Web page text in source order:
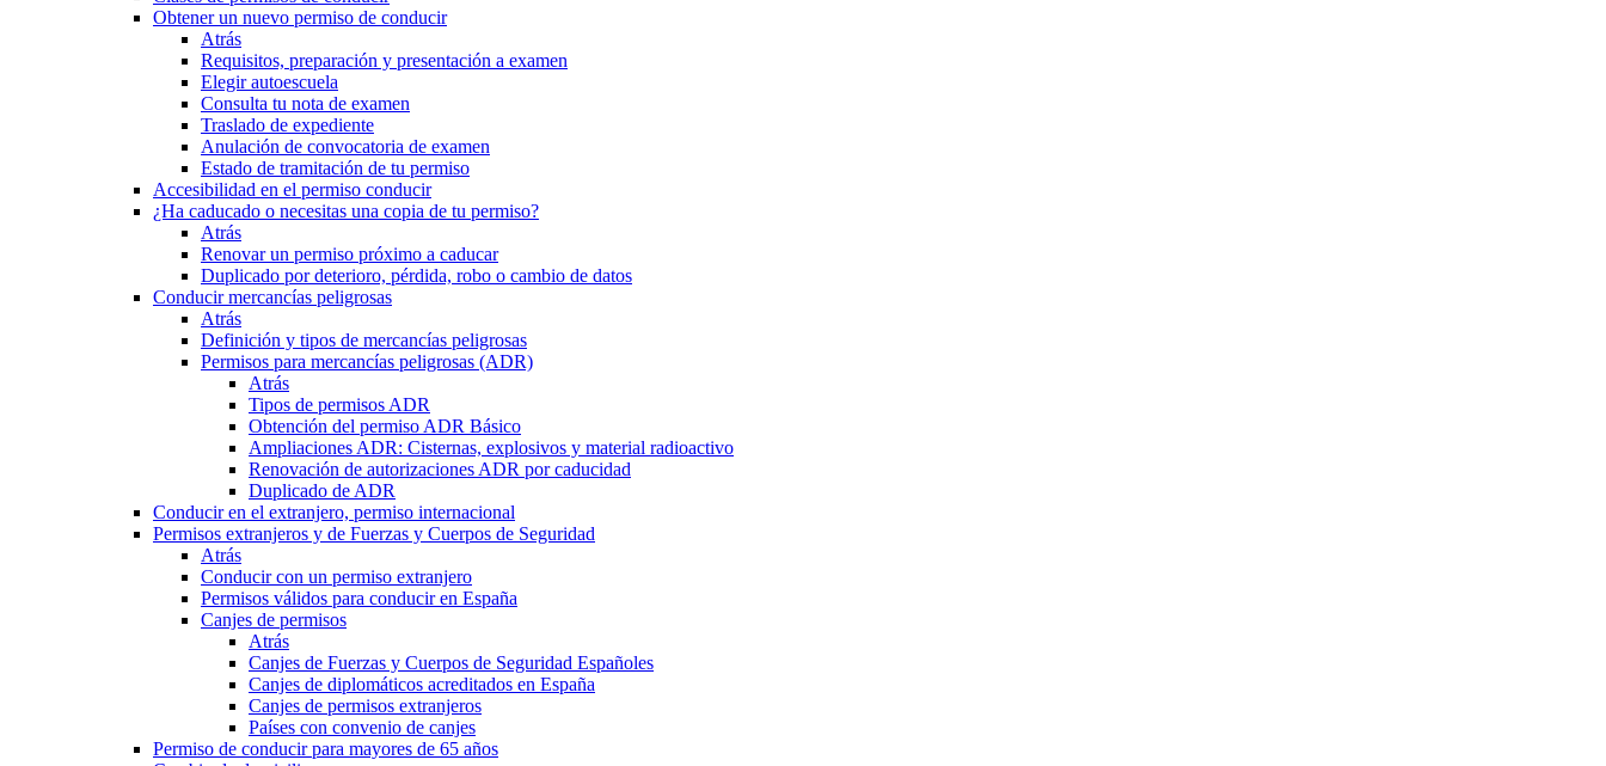
Obtener un nuevo permiso de conducir
Atrás
Requisitos, preparación y presentación a examen
Elegir autoescuela
Consulta tu nota de examen
Traslado de expediente
Anulación de convocatoria de examen
Estado de tramitación de tu permiso
Accesibilidad en el permiso conducir
¿Ha caducado o necesitas una copia de tu permiso?
Atrás
Renovar un permiso próximo a caducar
Duplicado por deterioro, pérdida, robo o cambio de datos
Conducir mercancías peligrosas
Atrás
Definición y tipos de mercancías peligrosas
Permisos para mercancías peligrosas (ADR)
Atrás
Tipos de permisos ADR
Obtención del permiso ADR Básico
Ampliaciones ADR: Cisternas, explosivos y material radioactivo
Renovación de autorizaciones ADR por caducidad
Duplicado de ADR
Conducir en el extranjero, permiso internacional
Permisos extranjeros y de Fuerzas y Cuerpos de Seguridad
Atrás
Conducir con un permiso extranjero
Permisos válidos para conducir en España
Canjes de permisos
Atrás
Canjes de Fuerzas y Cuerpos de Seguridad Españoles
Canjes de diplomáticos acreditados en España
Canjes de permisos extranjeros
Países con convenio de canjes
Permiso de conducir para mayores de 65 años